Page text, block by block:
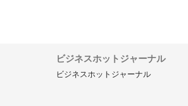
ビジネスホットジャーナル
ビジネスホットジャーナル